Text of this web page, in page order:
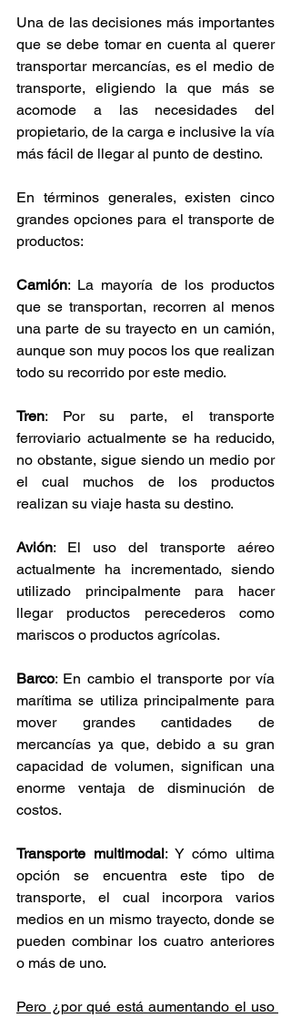
Una de las decisiones más importantes
que se debe tomar en cuenta al querer
transportar mercancías, es el medio de
transporte, eligiendo la que más se
acomode a las necesidades del
propietario, de la carga e inclusive la vía
más fácil de llegar al punto de destino.
En términos generales, existen cinco
grandes opciones para el transporte de
productos:
Camión: La mayoría de los productos
que se transportan, recorren al menos
una parte de su trayecto en un camión,
aunque son muy pocos los que realizan
todo su recorrido por este medio.
Tren: Por su parte, el transporte
ferroviario actualmente se ha reducido,
no obstante, sigue siendo un medio por
el cual muchos de los productos
realizan su viaje hasta su destino.
Avión: El uso del transporte aéreo
actualmente ha incrementado, siendo
utilizado principalmente para hacer
llegar productos perecederos como
mariscos o productos agrícolas.
Barco: En cambio el transporte por vía
marítima se utiliza principalmente para
mover grandes cantidades de
mercancías ya que, debido a su gran
capacidad de volumen, significan una
enorme ventaja de disminución de
costos.
Transporte multimodal: Y cómo ultima
opción se encuentra este tipo de
transporte, el cual incorpora varios
medios en un mismo trayecto, donde se
pueden combinar los cuatro anteriores
o más de uno.
Pero ¿por qué está aumentando el uso